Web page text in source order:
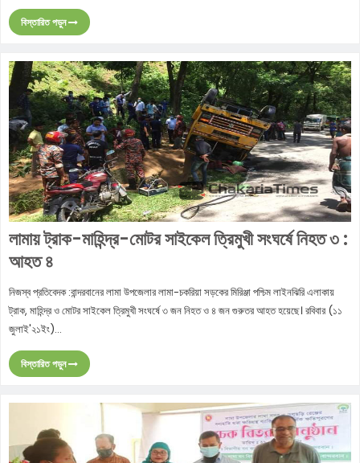
বিস্তারিত পড়ুন
লামায় ট্রাক-মাহিন্দ্র-মোটর সাইকেল ত্রিমুখী সংঘর্ষে নিহত ৩ :
আহত ৪
নিজস্ব প্রতিবেদক :বান্দরবানের লামা উপজেলার লামা-চকরিয়া সড়কের মিরিঞ্জা পশ্চিম লাইনঝিরি এলাকায়
ট্রাক, মাহিন্দ্র ও মোটর সাইকেল ত্রিমুখী সংঘর্ষে ৩ জন নিহত ও ৪ জন গুরুতর আহত হয়েছে। রবিবার (১১
জুলাই'২১ইং)...
বিস্তারিত পড়ুন